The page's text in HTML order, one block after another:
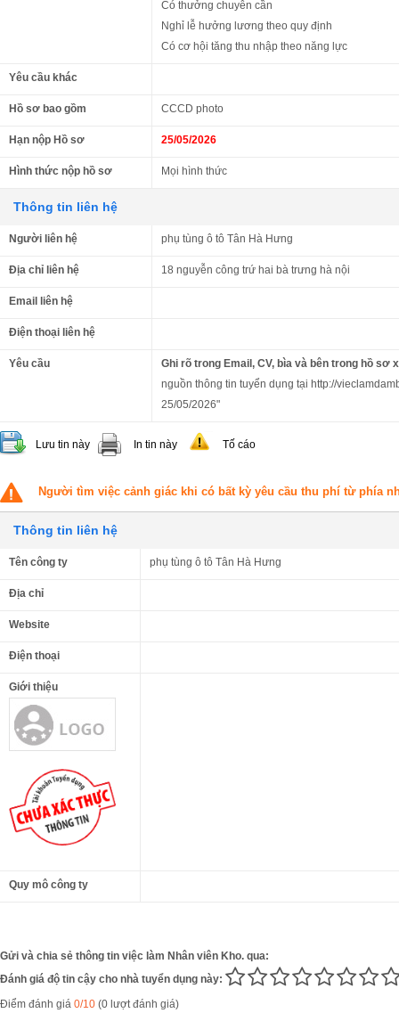
Có thưởng chuyên cần
Nghỉ lễ hưởng lương theo quy định
Có cơ hội tăng thu nhập theo năng lực
Yêu cầu khác
Hồ sơ bao gồm CCCD photo
Hạn nộp Hồ sơ 25/05/2026
Hình thức nộp hồ sơ Mọi hình thức
Thông tin liên hệ
Người liên hệ phụ tùng ô tô Tân Hà Hưng
Địa chỉ liên hệ 18 nguyễn công trứ hai bà trưng hà nội
Email liên hệ
Điện thoại liên hệ
Yêu cầu
Ghi rõ trong Email, CV, bìa và bên trong hồ sơ
nguồn thông tin tuyển dụng tại http://
25/05/2026"
Lưu tin này In tin này Tố cáo
Người tìm việc cảnh giác khi có bất kỳ yêu cầu thu phí từ phía
Thông tin liên hệ
Tên công ty phụ tùng ô tô Tân Hà Hưng
Địa chỉ
Website
Điện thoại
Giới thiệu
Quy mô công ty
Gửi và chia sẻ thông tin việc làm Nhân viên Kho. qua:
Đánh giá độ tin cậy cho nhà tuyển dụng này:
Điểm đánh giá 0/10 (0 lượt đánh giá)